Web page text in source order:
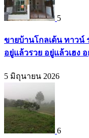
5
ขายบ้านโกลเด้น ทาว
อยู่แล้วรวย อยู่แล้วเฮง อ
5 มิถุนายน 2026
6